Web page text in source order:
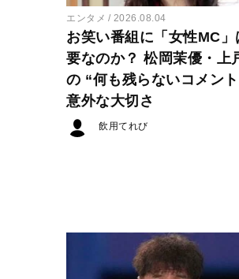
エンタメ 2026.08.04
お笑い番組に「女性MC」
要なのか？ 松岡茉優・上
の “何も残らないコメン
意外な大切さ
飲用てれび